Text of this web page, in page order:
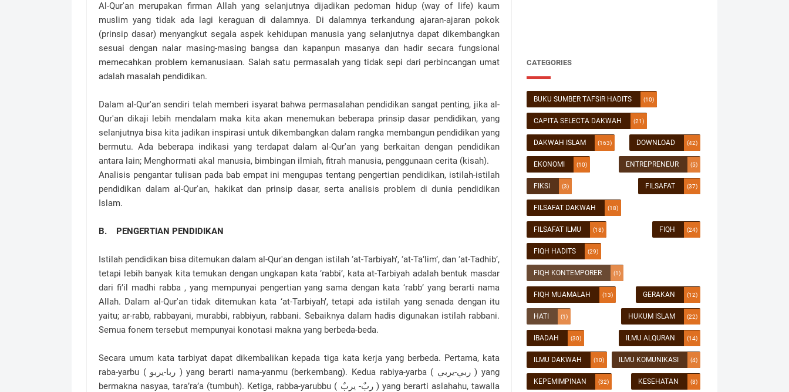
Al-Qur'an merupakan firman Allah yang selanjutnya dijadikan pedoman hidup (way of life) kaum
muslim yang tidak ada lagi keraguan di dalamnya. Di dalamnya terkandung ajaran-ajaran pokok
(prinsip dasar) menyangkut segala aspek kehidupan manusia yang selanjutnya dapat dikembangkan
sesuai dengan nalar masing-masing bangsa dan kapanpun masanya dan hadir secara fungsional
memecahkan problem kemanusiaan. Salah satu permasalah yang tidak sepi dari perbincangan umat
adalah masalah pendidikan.
Dalam al-Qur'an sendiri telah memberi isyarat bahwa permasalahan pendidikan sangat penting, jika al-
Qur'an dikaji lebih mendalam maka kita akan menemukan beberapa prinsip dasar pendidikan, yang
selanjutnya bisa kita jadikan inspirasi untuk dikembangkan dalam rangka membangun pendidikan yang
bermutu. Ada beberapa indikasi yang terdapat dalam al-Qur'an yang berkaitan dengan pendidikan
antara lain; Menghormati akal manusia, bimbingan ilmiah, fitrah manusia, penggunaan cerita (kisah).
Analisis pengantar tulisan pada bab empat ini mengupas tentang pengertian pendidikan, istilah-istilah
pendidikan dalam al-Qur'an, hakikat dan prinsip dasar, serta analisis problem di dunia pendidikan
Islam.
B. PENGERTIAN PENDIDIKAN
Istilah pendidikan bisa ditemukan dalam al-Qur'an dengan istilah ‘at-Tarbiyah’, ‘at-Ta’lim’, dan ‘at-Tadhib’,
tetapi lebih banyak kita temukan dengan ungkapan kata ‘rabbi’, kata at-Tarbiyah adalah bentuk masdar
dari fi’il madhi rabba , yang mempunyai pengertian yang sama dengan kata ‘rabb’ yang berarti nama
Allah. Dalam al-Qur'an tidak ditemukan kata ‘at-Tarbiyah’, tetapi ada istilah yang senada dengan itu
yaitu; ar-rabb, rabbayani, murabbi, rabbiyun, rabbani. Sebaiknya dalam hadis digunakan istilah rabbani.
Semua fonem tersebut mempunyai konotasi makna yang berbeda-beda.
Secara umum kata tarbiyat dapat dikembalikan kepada tiga kata kerja yang berbeda. Pertama, kata
raba-yarbu ( ربا-يربو ) yang berarti nama-yanmu (berkembang). Kedua rabiya-yarba ( ربي-يربي ) yang
bermakna nasyaa, tara’ra’a (tumbuh). Ketiga, rabba-yarubbu ( ربٌ- يربٌ ) yang berarti aslahahu, tawalla
CATEGORIES
BUKU SUMBER TAFSIR HADITS (10)
CAPITA SELECTA DAKWAH (21)
DAKWAH ISLAM (163) DOWNLOAD (42)
EKONOMI (10) ENTREPRENEUR (5)
FIKSI (3) FILSAFAT (37)
FILSAFAT DAKWAH (18)
FILSAFAT ILMU (18) FIQH (24)
FIQH HADITS (29)
FIQH KONTEMPORER (1)
FIQH MUAMALAH (13) GERAKAN (12)
HATI (1) HUKUM ISLAM (22)
IBADAH (30) ILMU ALQURAN (14)
ILMU DAKWAH (10) ILMU KOMUNIKASI (4)
KEPEMIMPINAN (32) KESEHATAN (8)